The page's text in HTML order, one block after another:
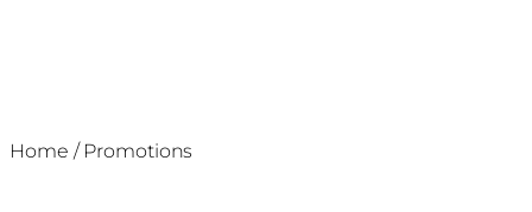
Home / Promotions